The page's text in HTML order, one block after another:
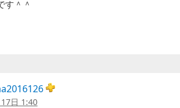
す＾＾
日 1:40